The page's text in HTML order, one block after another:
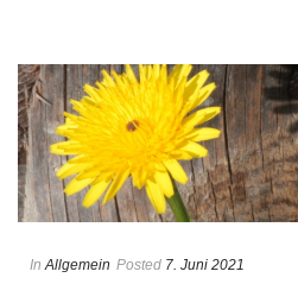
In Allgemein Posted 7. Juni 2021